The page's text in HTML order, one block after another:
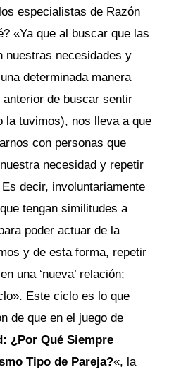
especialistas de Razón
«Ya que al buscar que las
nuestras necesidades y
determinada manera
de buscar sentir
la tuvimos), nos lleva a que
con personas que
necesidad y repetir
decir, involuntariamente
tengan similitudes a
poder actuar de la
y de esta forma, repetir
una ‘nueva’ relación;
Este ciclo es lo que
de que en el juego de
¿Por Qué Siempre
Tipo de Pareja?«, la